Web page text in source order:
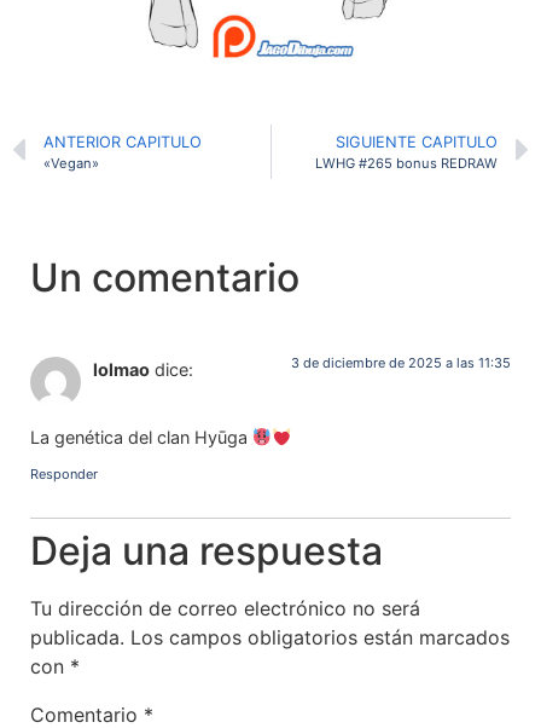
ANTERIOR CAPITULO
«Vegan»
SIGUIENTE CAPITULO
LWHG #265 bonus REDRAW
Un comentario
lolmao dice: 3 de diciembre de 2025 a las 11:35
La genética del clan Hyūga
Responder
Deja una respuesta
Tu dirección de correo electrónico no será
publicada. Los campos obligatorios están marcados
con *
Comentario *